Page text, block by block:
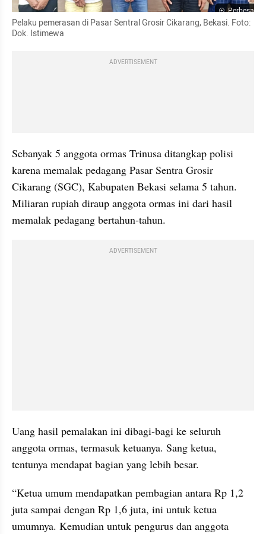
Perbesar
Pelaku pemerasan di Pasar Sentral Grosir Cikarang, Bekasi. Foto:
Dok. Istimewa
ADVERTISEMENT
Sebanyak 5 anggota ormas Trinusa ditangkap polisi
karena memalak pedagang Pasar Sentra Grosir
Cikarang (SGC), Kabupaten Bekasi selama 5 tahun.
Miliaran rupiah diraup anggota ormas ini dari hasil
memalak pedagang bertahun-tahun.
ADVERTISEMENT
Uang hasil pemalakan ini dibagi-bagi ke seluruh
anggota ormas, termasuk ketuanya. Sang ketua,
tentunya mendapat bagian yang lebih besar.
“Ketua umum mendapatkan pembagian antara Rp 1,2
juta sampai dengan Rp 1,6 juta, ini untuk ketua
umumnya. Kemudian untuk pengurus dan anggota